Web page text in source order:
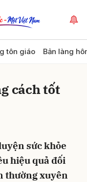
tôn giáo Bản làng
cách tốt
sức khỏe
hiệu quả đối
thường xuyên
Hủy Gửi